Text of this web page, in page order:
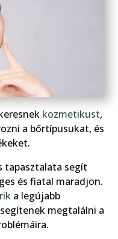
kozmetikust,
a bőrtípusukat, és
tapasztalata segít
és fiatal maradjon.
a legújabb
megtalálni a